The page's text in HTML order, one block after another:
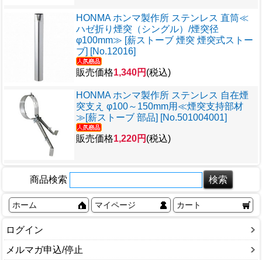
HONMA ホンマ製作所 ステンレス 直筒≪
ハゼ折り煙突（シングル）/煙突径
φ100mm≫ [薪ストーブ 煙突 煙突式ストー
ブ] [No.12016]
販売価格1,340円 (税込)
HONMA ホンマ製作所 ステンレス 自在煙
突支え φ100～150mm用≪煙突支持部材
≫[薪ストーブ 部品] [No.501004001]
販売価格1,220円 (税込)
商品検索
ホーム マイページ カート
ログイン
メルマガ申込/停止